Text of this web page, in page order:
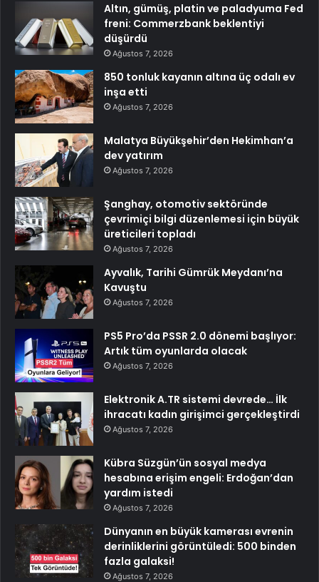
Altın, gümüş, platin ve paladyuma Fed
freni: Commerzbank beklentiyi
düşürdü
Ağustos 7, 2026
850 tonluk kayanın altına üç odalı ev
inşa etti
Ağustos 7, 2026
Malatya Büyükşehir’den Hekimhan’a
dev yatırım
Ağustos 7, 2026
Şanghay, otomotiv sektöründe
çevrimiçi bilgi düzenlemesi için büyük
üreticileri topladı
Ağustos 7, 2026
Ayvalık, Tarihi Gümrük Meydanı’na
Kavuştu
Ağustos 7, 2026
PS5 Pro’da PSSR 2.0 dönemi başlıyor:
Artık tüm oyunlarda olacak
Ağustos 7, 2026
Elektronik A.TR sistemi devrede… İlk
ihracatı kadın girişimci gerçekleştirdi
Ağustos 7, 2026
Kübra Süzgün’ün sosyal medya
hesabına erişim engeli: Erdoğan’dan
yardım istedi
Ağustos 7, 2026
Dünyanın en büyük kamerası evrenin
derinliklerini görüntüledi: 500 binden
fazla galaksi!
Ağustos 7, 2026